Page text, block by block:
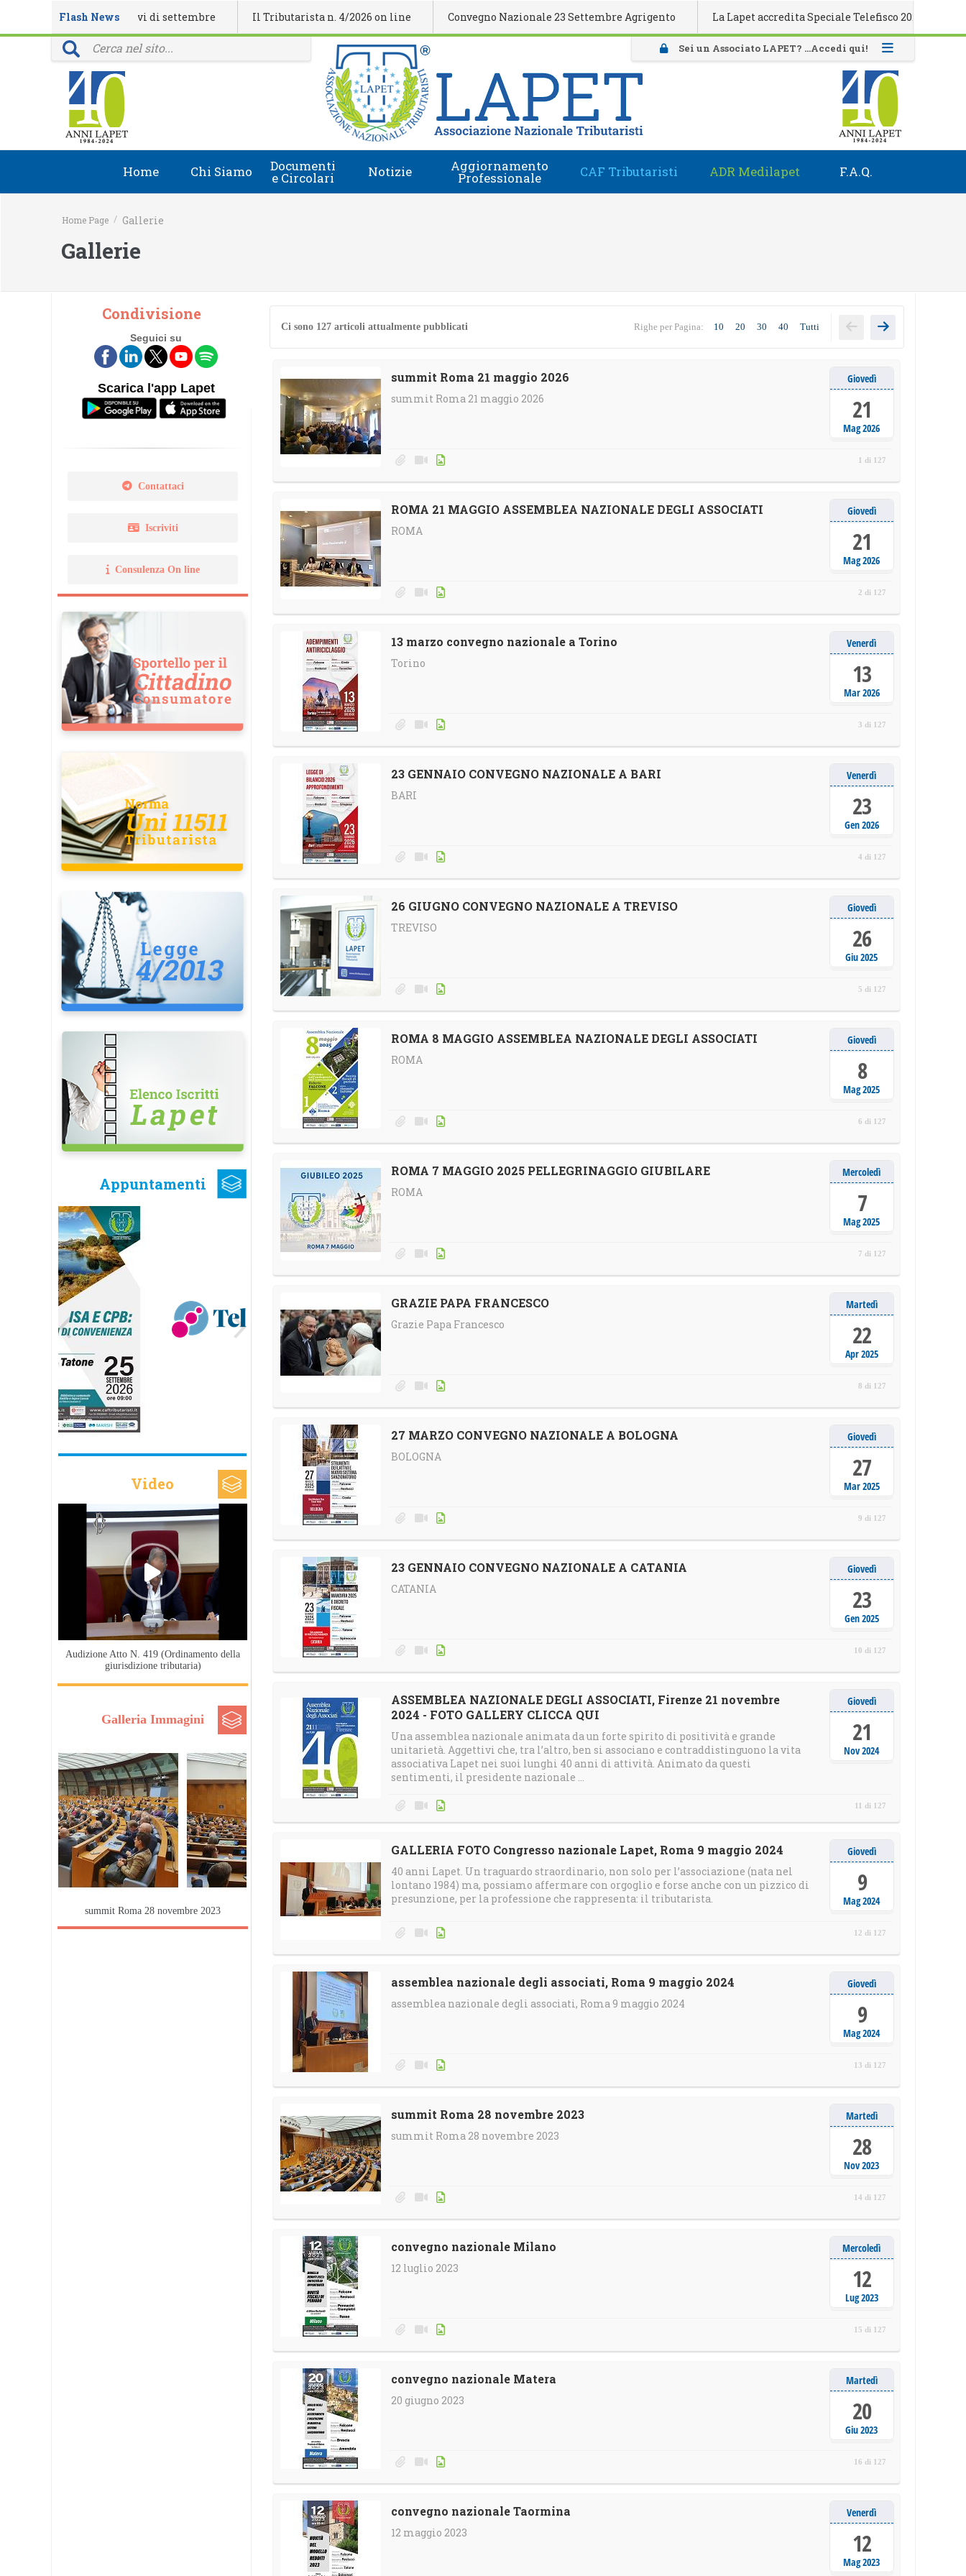
Home Chi Siamo
Contatti
Legge 14 gennaio 2013 N. 4
Norma Uni 11511
Documenti
e Circolari Notizie Aggiornamento
Professionale
Corsi in streaming
Calendario Territoriale
CAF Tributaristi ADR Medilapet F.A.Q.
Gallerie
Home Page / Gallerie
Flash News
eventi formativi di settembre Il Tributarista n. 4/2026 on line Convegno Nazionale 23 Settembre Agrigento La Lapet accredita Speciale Telefisco 2026
40 anni della rivista Il Tributarista Sei un Associato LAPET? ...Accedi qui!
Condivisione
Seguici su
Scarica l'app Lapet
Contattaci
Iscriviti
Consulenza On line
Appuntamenti
Video
Audizione Atto N. 419 (Ordinamento della
giurisdizione tributaria)
Galleria Immagini
summit Roma 28 novembre 2023
Ci sono 127 articoli attualmente pubblicati Righe per Pagina: 10 20 30 40 Tutti
summit Roma 21 maggio 2026
summit Roma 21 maggio 2026
Mag 2026
Giovedì
21
1 di 127
ROMA 21 MAGGIO ASSEMBLEA NAZIONALE DEGLI ASSOCIATI
ROMA
Mag 2026
Giovedì
21
2 di 127
13 marzo convegno nazionale a Torino
Torino
Mar 2026
Venerdì
13
3 di 127
23 GENNAIO CONVEGNO NAZIONALE A BARI
BARI
Gen 2026
Venerdì
23
4 di 127
26 GIUGNO CONVEGNO NAZIONALE A TREVISO
TREVISO
Giu 2025
Giovedì
26
5 di 127
ROMA 8 MAGGIO ASSEMBLEA NAZIONALE DEGLI ASSOCIATI
ROMA
Mag 2025
Giovedì
8
6 di 127
ROMA 7 MAGGIO 2025 PELLEGRINAGGIO GIUBILARE
ROMA
Mag 2025
Mercoledì
7
7 di 127
GRAZIE PAPA FRANCESCO
Grazie Papa Francesco
Apr 2025
Martedì
22
8 di 127
27 MARZO CONVEGNO NAZIONALE A BOLOGNA
BOLOGNA
Mar 2025
Giovedì
27
9 di 127
23 GENNAIO CONVEGNO NAZIONALE A CATANIA
CATANIA
Gen 2025
Giovedì
23
10 di 127
ASSEMBLEA NAZIONALE DEGLI ASSOCIATI, Firenze 21 novembre
2024 - FOTO GALLERY CLICCA QUI
Una assemblea nazionale animata da un forte spirito di positività e grande
unitarietà. Aggettivi che, tra l’altro, ben si associano e contraddistinguono la vita
associativa Lapet nei suoi lunghi 40 anni di attività. Animato da questi
sentimenti, il presidente nazionale ...
Nov 2024
Giovedì
21
11 di 127
GALLERIA FOTO Congresso nazionale Lapet, Roma 9 maggio 2024
40 anni Lapet. Un traguardo straordinario, non solo per l’associazione (nata nel
lontano 1984) ma, possiamo affermare con orgoglio e forse anche con un pizzico di
presunzione, per la professione che rappresenta: il tributarista.
Mag 2024
Giovedì
9
12 di 127
assemblea nazionale degli associati, Roma 9 maggio 2024
assemblea nazionale degli associati, Roma 9 maggio 2024
Mag 2024
Giovedì
9
13 di 127
summit Roma 28 novembre 2023
summit Roma 28 novembre 2023
Nov 2023
Martedì
28
14 di 127
convegno nazionale Milano
12 luglio 2023
Lug 2023
Mercoledì
12
15 di 127
convegno nazionale Matera
20 giugno 2023
Giu 2023
Martedì
20
16 di 127
convegno nazionale Taormina
12 maggio 2023
Mag 2023
Venerdì
12